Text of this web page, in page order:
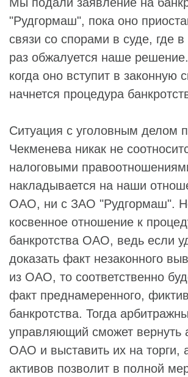
"Рудгормаш", пока оно
связи со спорами в суде, где
раз обжалуется наше
когда оно вступит в законную
начнется процедура
Ситуация с уголовным делом
Чекменева никак не
налоговыми
накладывается на наши
ОАО, ни с ЗАО "Рудгормаш".
косвенное отношение к
банкротства ОАО, ведь если
доказать факт незаконного
из ОАО, то соответственно
факт преднамеренного,
банкротства. Тогда
управляющий сможет вернуть
ОАО и выставить их на торги,
активов позволит в полной